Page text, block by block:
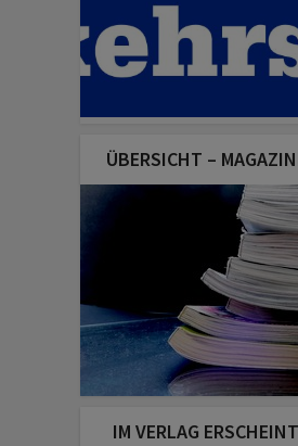
ÜBERSICHT –
IM VERLAG